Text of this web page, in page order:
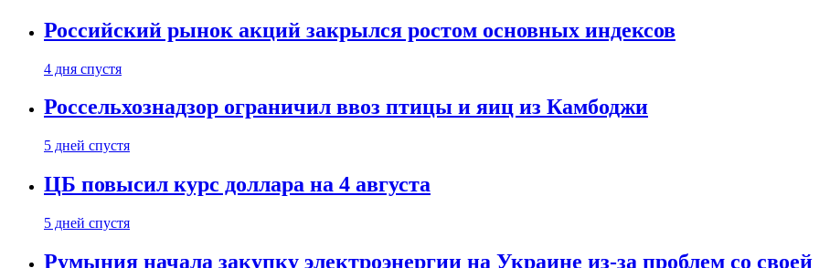
Российский рынок акций закрылся ростом основных индексов
4 дня спустя
Россельхознадзор ограничил ввоз птицы и яиц из Камбоджи
5 дней спустя
ЦБ повысил курс доллара на 4 августа
5 дней спустя
Румыния начала закупку электроэнергии на Украине из-за проблем со